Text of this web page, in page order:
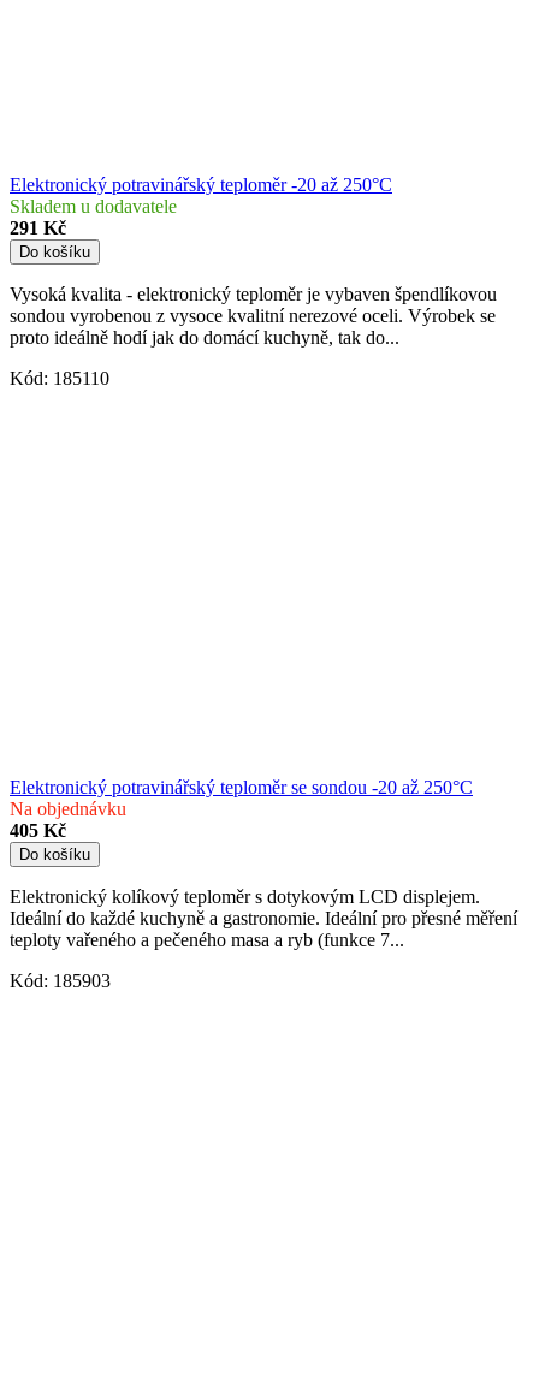
Elektronický potravinářský teploměr -20 až 250°C
Skladem u dodavatele
291 Kč
Do košíku
Vysoká kvalita - elektronický teploměr je vybaven špendlíkovou
sondou vyrobenou z vysoce kvalitní nerezové oceli. Výrobek se
proto ideálně hodí jak do domácí kuchyně, tak do...
Kód: 185110
Elektronický potravinářský teploměr se sondou -20 až 250°C
Na objednávku
405 Kč
Do košíku
Elektronický kolíkový teploměr s dotykovým LCD displejem.
Ideální do každé kuchyně a gastronomie. Ideální pro přesné měření
teploty vařeného a pečeného masa a ryb (funkce 7...
Kód: 185903